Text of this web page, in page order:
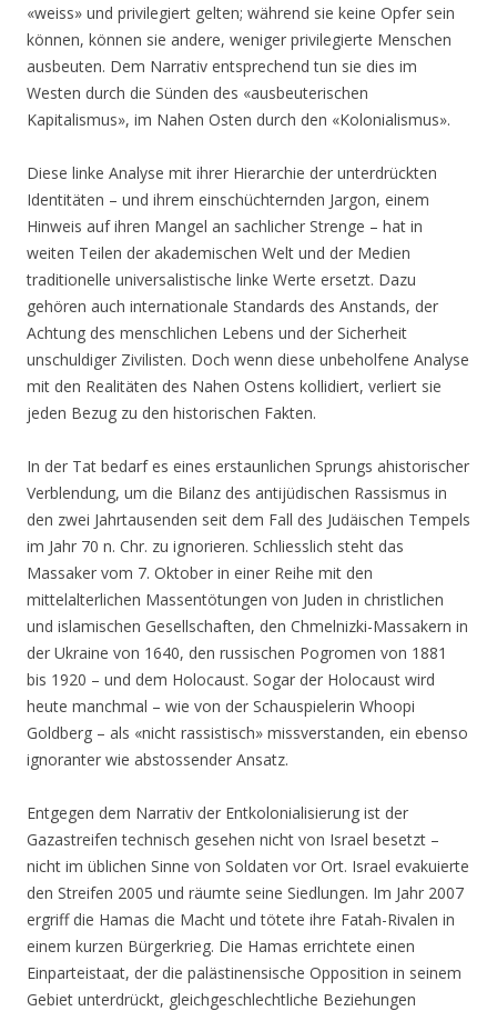
«weiss» und privilegiert gelten; während sie keine Opfer sein
können, können sie andere, weniger privilegierte Menschen
ausbeuten. Dem Narrativ entsprechend tun sie dies im
Westen durch die Sünden des «ausbeuterischen
Kapitalismus», im Nahen Osten durch den «Kolonialismus».
Diese linke Analyse mit ihrer Hierarchie der unterdrückten
Identitäten – und ihrem einschüchternden Jargon, einem
Hinweis auf ihren Mangel an sachlicher Strenge – hat in
weiten Teilen der akademischen Welt und der Medien
traditionelle universalistische linke Werte ersetzt. Dazu
gehören auch internationale Standards des Anstands, der
Achtung des menschlichen Lebens und der Sicherheit
unschuldiger Zivilisten. Doch wenn diese unbeholfene Analyse
mit den Realitäten des Nahen Ostens kollidiert, verliert sie
jeden Bezug zu den historischen Fakten.
In der Tat bedarf es eines erstaunlichen Sprungs ahistorischer
Verblendung, um die Bilanz des antijüdischen Rassismus in
den zwei Jahrtausenden seit dem Fall des Judäischen Tempels
im Jahr 70 n. Chr. zu ignorieren. Schliesslich steht das
Massaker vom 7. Oktober in einer Reihe mit den
mittelalterlichen Massentötungen von Juden in christlichen
und islamischen Gesellschaften, den Chmelnizki-Massakern in
der Ukraine von 1640, den russischen Pogromen von 1881
bis 1920 – und dem Holocaust. Sogar der Holocaust wird
heute manchmal – wie von der Schauspielerin Whoopi
Goldberg – als «nicht rassistisch» missverstanden, ein ebenso
ignoranter wie abstossender Ansatz.
Entgegen dem Narrativ der Entkolonialisierung ist der
Gazastreifen technisch gesehen nicht von Israel besetzt –
nicht im üblichen Sinne von Soldaten vor Ort. Israel evakuierte
den Streifen 2005 und räumte seine Siedlungen. Im Jahr 2007
ergriff die Hamas die Macht und tötete ihre Fatah-Rivalen in
einem kurzen Bürgerkrieg. Die Hamas errichtete einen
Einparteistaat, der die palästinensische Opposition in seinem
Gebiet unterdrückt, gleichgeschlechtliche Beziehungen